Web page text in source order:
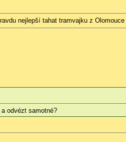
nejlepší tahat tramvajku z
odvézt samotné?